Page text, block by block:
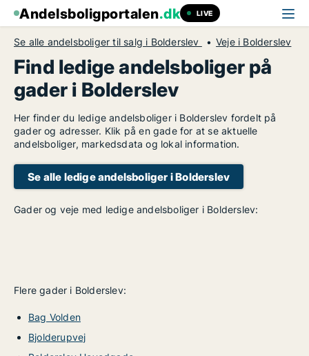
Andelsboligportalen.dk LIVE
Se alle andelsboliger til salg i Bolderslev Veje i Bolderslev
Find ledige andelsboliger på
gader i Bolderslev
Her finder du ledige andelsboliger i Bolderslev fordelt på
gader og adresser. Klik på en gade for at se aktuelle
andelsboliger, markedsdata og lokal information.
Se alle ledige andelsboliger i Bolderslev
Gader og veje med ledige andelsboliger i Bolderslev:
Flere gader i Bolderslev:
Bag Volden
Bjolderupvej